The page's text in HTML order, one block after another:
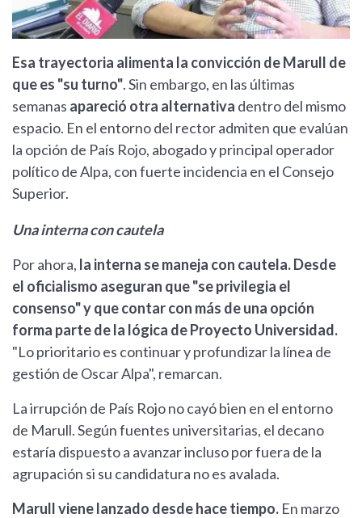
Esa trayectoria alimenta la convicción de Marull de
que es "su turno". Sin embargo, en las últimas
semanas apareció otra alternativa dentro del mismo
espacio. En el entorno del rector admiten que evalúan
la opción de País Rojo, abogado y principal operador
político de Alpa, con fuerte incidencia en el Consejo
Superior.
Una interna con cautela
Por ahora, la interna se maneja con cautela. Desde
el oficialismo aseguran que "se privilegia el
consenso" y que contar con más de una opción
forma parte de la lógica de Proyecto Universidad.
"Lo prioritario es continuar y profundizar la línea de
gestión de Oscar Alpa", remarcan.
La irrupción de País Rojo no cayó bien en el entorno
de Marull. Según fuentes universitarias, el decano
estaría dispuesto a avanzar incluso por fuera de la
agrupación si su candidatura no es avalada.
Marull viene lanzado desde hace tiempo. En marzo